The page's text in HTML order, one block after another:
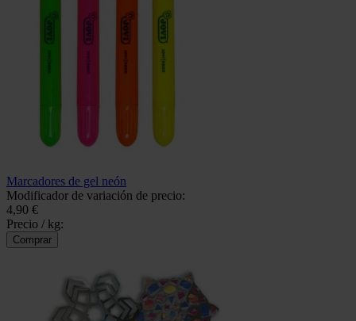
Marcadores de gel neón
Modificador de variación de precio:
4,90 €
Precio / kg: